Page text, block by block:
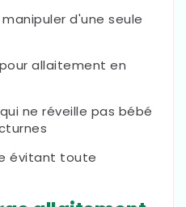
d'une seule
allaitement en
ne réveille pas bébé
évitant toute